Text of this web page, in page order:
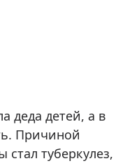
деда детей, а в
Причиной
туберкулез,